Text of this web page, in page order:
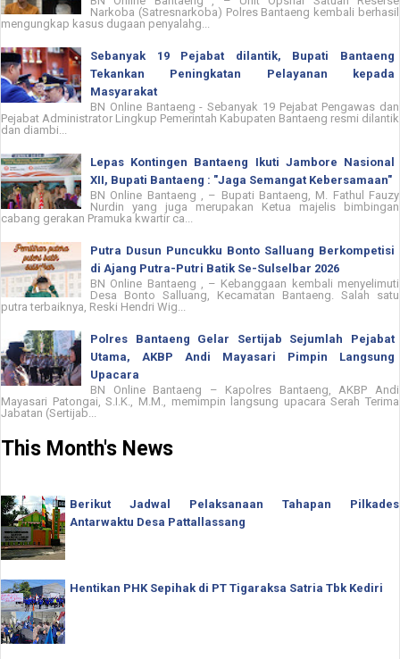
Narkoba (Satresnarkoba) Polres Bantaeng kembali berhasil
mengungkap kasus dugaan penyalahg...
Sebanyak 19 Pejabat dilantik, Bupati Bantaeng
Tekankan Peningkatan Pelayanan kepada
Masyarakat
BN Online Bantaeng - Sebanyak 19 Pejabat Pengawas dan
Pejabat Administrator Lingkup Pemerintah Kabupaten Bantaeng resmi dilantik
dan diambi...
Lepas Kontingen Bantaeng Ikuti Jambore Nasional
XII, Bupati Bantaeng : "Jaga Semangat Kebersamaan"
BN Online Bantaeng , – Bupati Bantaeng, M. Fathul Fauzy
Nurdin yang juga merupakan Ketua majelis bimbingan
cabang gerakan Pramuka kwartir ca...
Putra Dusun Puncukku Bonto Salluang Berkompetisi
di Ajang Putra-Putri Batik Se-Sulselbar 2026
BN Online Bantaeng , – Kebanggaan kembali menyelimuti
Desa Bonto Salluang, Kecamatan Bantaeng. Salah satu
putra terbaiknya, Reski Hendri Wig...
Polres Bantaeng Gelar Sertijab Sejumlah Pejabat
Utama, AKBP Andi Mayasari Pimpin Langsung
Upacara
BN Online Bantaeng – Kapolres Bantaeng, AKBP Andi
Mayasari Patongai, S.I.K., M.M., memimpin langsung upacara Serah Terima
Jabatan (Sertijab...
This Month's News
Berikut Jadwal Pelaksanaan Tahapan Pilkades
Antarwaktu Desa Pattallassang
Hentikan PHK Sepihak di PT Tigaraksa Satria Tbk Kediri